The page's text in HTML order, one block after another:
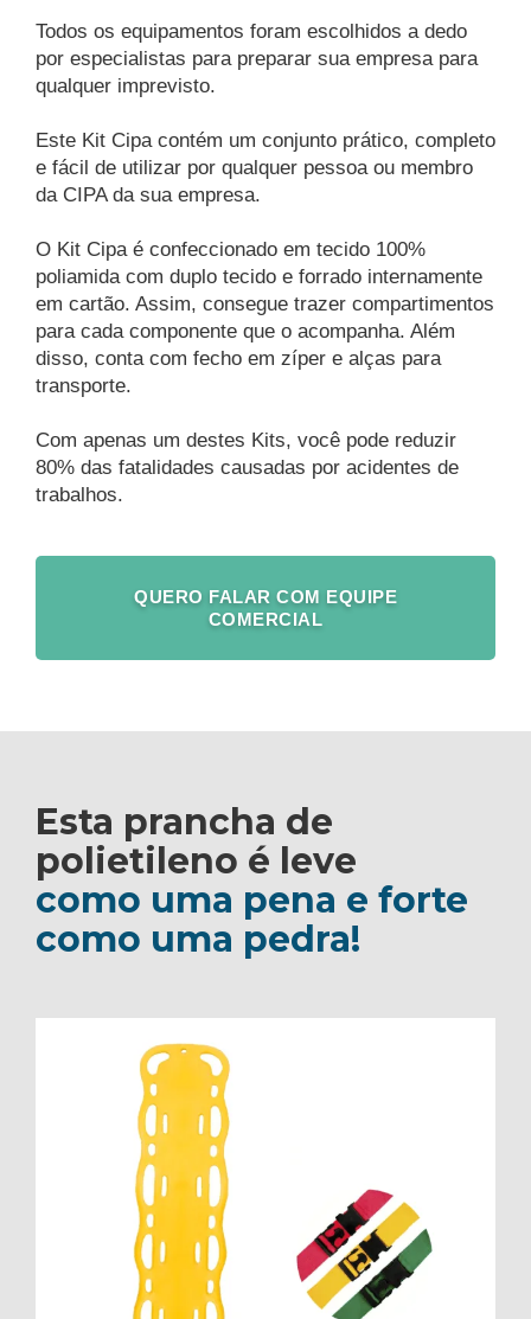
Todos os equipamentos foram escolhidos a dedo
por especialistas para preparar sua empresa para
qualquer imprevisto.
Este Kit Cipa contém um conjunto prático, completo
e fácil de utilizar por qualquer pessoa ou membro
da CIPA da sua empresa.
O Kit Cipa é confeccionado em tecido 100%
poliamida com duplo tecido e forrado internamente
em cartão. Assim, consegue trazer compartimentos
para cada componente que o acompanha. Além
disso, conta com fecho em zíper e alças para
transporte.
Com apenas um destes Kits, você pode reduzir
80% das fatalidades causadas por acidentes de
trabalhos.
QUERO FALAR COM EQUIPE
COMERCIAL
Esta prancha de
polietileno é leve
como uma pena e forte
como uma pedra!